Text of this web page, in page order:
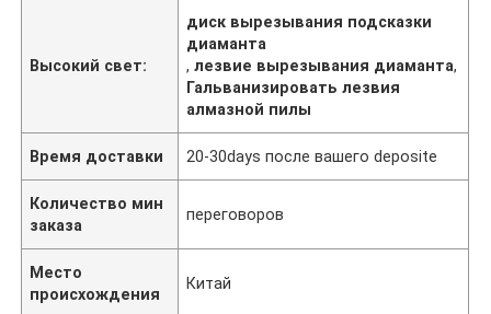
Высокий свет:
диск вырезывания подсказки
диаманта
,лезвие вырезывания диаманта,
Гальванизировать лезвия
алмазной пилы
Время доставки 20-30days после вашего deposite
Количество мин
заказа
переговоров
Место
происхождения
Китай